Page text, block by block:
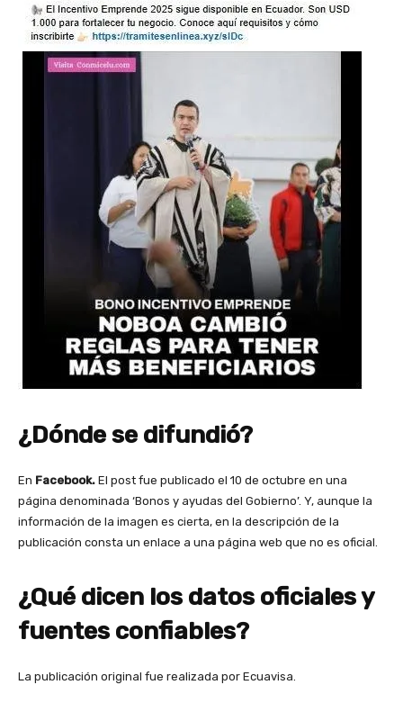
¿Dónde se difundió?
En Facebook. El post fue publicado el 10 de octubre en una
página denominada ‘Bonos y ayudas del Gobierno’. Y, aunque la
información de la imagen es cierta, en la descripción de la
publicación consta un enlace a una página web que no es oficial.
¿Qué dicen los datos oficiales y
fuentes confiables?
La publicación original fue realizada por Ecuavisa.